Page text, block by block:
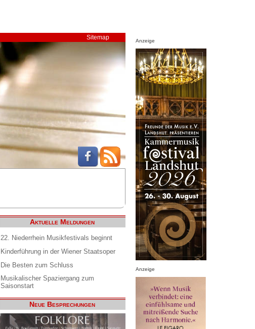
Sitemap
Aktuelle Meldungen
22. Niederrhein Musikfestivals beginnt
Kinderführung in der Wiener Staatsoper
Die Besten zum Schluss
Musikalischer Spaziergang zum
Saisonstart
Neue Besprechungen
Anzeige
Anzeige